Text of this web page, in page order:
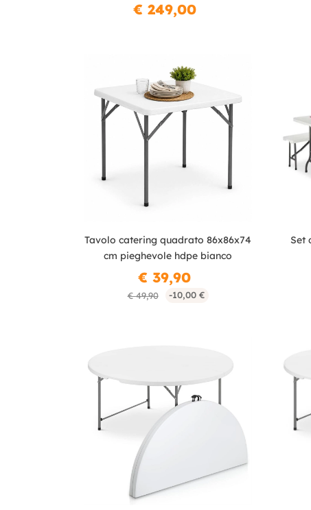
€ 249,00
Tavolo catering quadrato 86x86x74
cm pieghevole hdpe bianco
€ 49,90 -10,00 €
€ 39,90
Set